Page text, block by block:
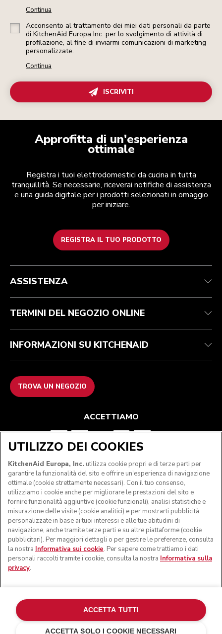
Continua
Acconsento al trattamento dei miei dati personali da parte
di KitchenAid Europa Inc. per lo svolgimento di attività di
profilazione, al fine di inviarmi comunicazioni di marketing
personalizzate.
Continua
ISCRIVITI
Approfitta di un'esperienza
ottimale
Registra i tuoi elettrodomestici da cucina in tutta
tranquillità. Se necessarie, riceverai notifiche di assistenza
e una guida digitale per i prodotti selezionati in omaggio
per iniziare.
REGISTRA IL TUO PRODOTTO
Assistenza clienti
Garanzia e documentazione
Contattaci
Termini e condizioni
Resi e rimborsi
Imprint
ODR
Per il marchio
Trova un negozio
ASSISTENZA
TERMINI DEL NEGOZIO ONLINE
INFORMAZIONI SU KITCHENAID
TROVA UN NEGOZIO
ACCETTIAMO
SEGUICI
Uniti e altrove.
Gestisci cookies
Informativa sulla privacy
UTILIZZO DEI COOKIES
KitchenAid Europa, Inc. utilizza cookie propri e di terze parti per
garantire la funzionalità del sito e offrire un'esperienza di navigazione
ottimale (cookie strettamente necessari). Con il tuo consenso,
utilizziamo i cookie anche per migliorare le prestazioni del sito e
fornire funzionalità aggiuntive (cookie funzionali), analisi statistiche e
misurazione delle visite (cookie analitici) e per mostrarti pubblicità
personalizzate in base ai tuoi interessi e alle tue abitudini di
navigazione, anche tramite terze parti e su altre piattaforme (cookie
pubblicitari). Per maggiori dettagli o per gestire le preferenze, consulta
la nostra Informativa sui cookie. Per sapere come trattiamo i dati
personali raccolti tramite i cookie, consulta la nostra Informativa sulla
privacy.
ACCETTA SOLO I COOKIE NECESSARI
ACCETTA TUTTI